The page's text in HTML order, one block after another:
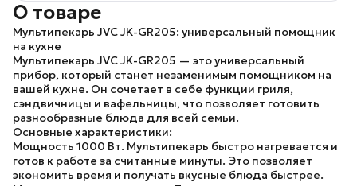
О товаре
Мультипекарь JVC JK-GR205: универсальный помощник
на кухне
Мультипекарь JVC JK-GR205 — это универсальный
прибор, который станет незаменимым помощником на
вашей кухне. Он сочетает в себе функции гриля,
сэндвичницы и вафельницы, что позволяет готовить
разнообразные блюда для всей семьи.
Основные характеристики:
Мощность 1000 Вт. Мультипекарь быстро нагревается и
готов к работе за считанные минуты. Это позволяет
экономить время и получать вкусные блюда быстрее.